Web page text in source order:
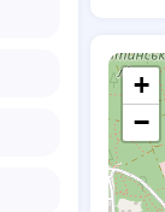
+
−